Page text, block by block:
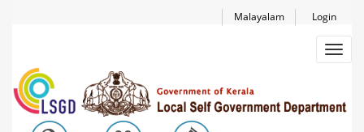
Login
Malayalam